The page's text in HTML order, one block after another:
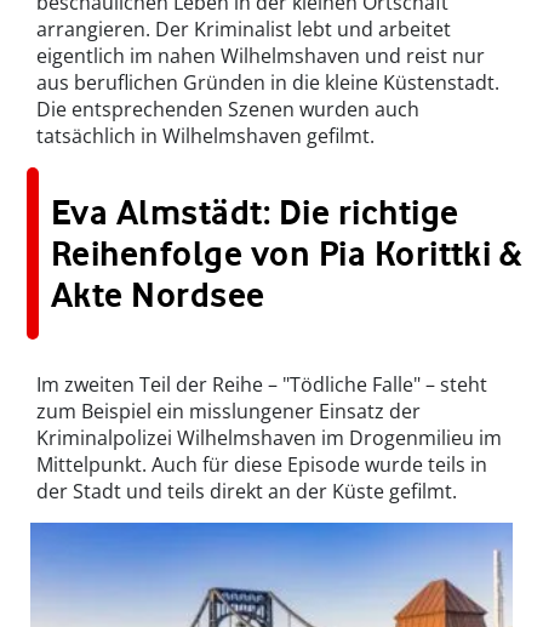
arrangieren. Der Kriminalist lebt und arbeitet
eigentlich im nahen Wilhelmshaven und reist nur
aus beruflichen Gründen in die kleine Küstenstadt.
Die entsprechenden Szenen wurden auch
tatsächlich in Wilhelmshaven gefilmt.
Eva Almstädt: Die richtige
Reihenfolge von Pia Korittki &
Akte Nordsee
Im zweiten Teil der Reihe – "Tödliche Falle" – steht
zum Beispiel ein misslungener Einsatz der
Kriminalpolizei Wilhelmshaven im Drogenmilieu im
Mittelpunkt. Auch für diese Episode wurde teils in
der Stadt und teils direkt an der Küste gefilmt.